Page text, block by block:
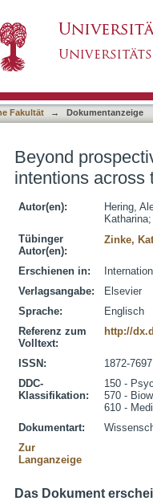
Fakultät → Dokumentanzeige
Beyond
intentions across
Autor(en):
Hering,
Katharina;
Tübinger
Autor(en):
Zinke,
Erschienen in:
Verlagsangabe:
Elsevier
Sprache:
Englisch
Referenz zum
Volltext:
http://
ISSN:
1872-7697
DDC-
Klassifikation:
150 -
570 -
610 -
Dokumentart:
Zur
Langanzeige
Das Dokument